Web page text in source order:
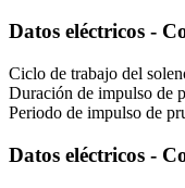
Datos eléctricos -
Ciclo de trabajo del
Duración de impulso de
Periodo de impulso de
Datos eléctricos -